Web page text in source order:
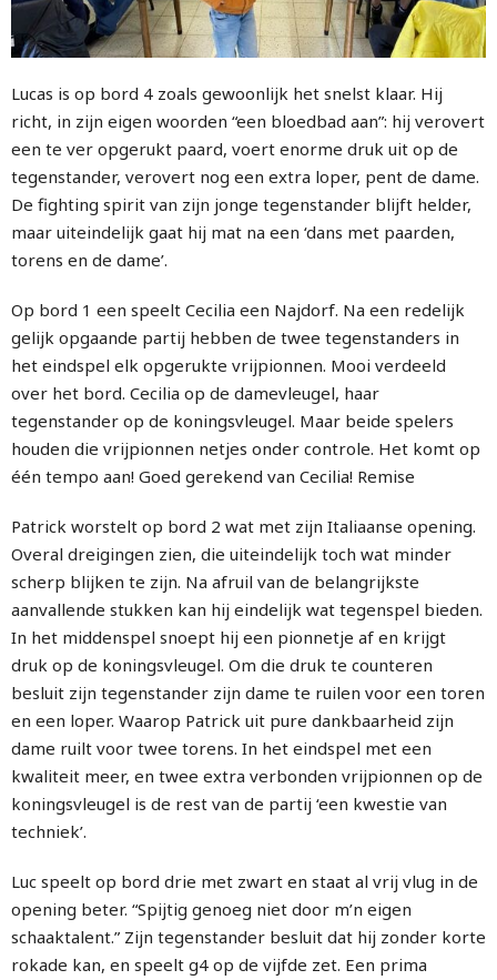
Lucas is op bord 4 zoals gewoonlijk het snelst klaar. Hij
richt, in zijn eigen woorden “een bloedbad aan”: hij verovert
een te ver opgerukt paard, voert enorme druk uit op de
tegenstander, verovert nog een extra loper, pent de dame.
De fighting spirit van zijn jonge tegenstander blijft helder,
maar uiteindelijk gaat hij mat na een ‘dans met paarden,
torens en de dame’.
Op bord 1 een speelt Cecilia een Najdorf. Na een redelijk
gelijk opgaande partij hebben de twee tegenstanders in
het eindspel elk opgerukte vrijpionnen. Mooi verdeeld
over het bord. Cecilia op de damevleugel, haar
tegenstander op de koningsvleugel. Maar beide spelers
houden die vrijpionnen netjes onder controle. Het komt op
één tempo aan! Goed gerekend van Cecilia! Remise
Patrick worstelt op bord 2 wat met zijn Italiaanse opening.
Overal dreigingen zien, die uiteindelijk toch wat minder
scherp blijken te zijn. Na afruil van de belangrijkste
aanvallende stukken kan hij eindelijk wat tegenspel bieden.
In het middenspel snoept hij een pionnetje af en krijgt
druk op de koningsvleugel. Om die druk te counteren
besluit zijn tegenstander zijn dame te ruilen voor een toren
en een loper. Waarop Patrick uit pure dankbaarheid zijn
dame ruilt voor twee torens. In het eindspel met een
kwaliteit meer, en twee extra verbonden vrijpionnen op de
koningsvleugel is de rest van de partij ‘een kwestie van
techniek’.
Luc speelt op bord drie met zwart en staat al vrij vlug in de
opening beter. “Spijtig genoeg niet door m’n eigen
schaaktalent.” Zijn tegenstander besluit dat hij zonder korte
rokade kan, en speelt g4 op de vijfde zet. Een prima